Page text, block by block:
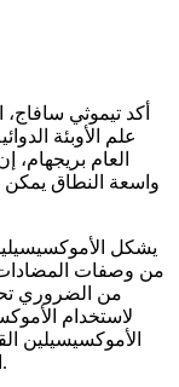
أكد تيموثي
علم الأوبئة
العام
واسعة النطاق يمكن
من وصفات المضادات
من الضروري
لاستخدام
الأموكسيسيلين
الجيوب الأنفية الحاد غير المصحوب بمضاعفات.